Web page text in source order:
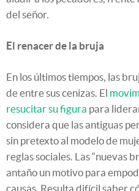
del señor.
El renacer de la bruja
En los últimos tiempos, las
de entre sus cenizas. El
resucitar su figura para
considera que las antiguas
sin pretexto al modelo de
reglas sociales. Las “nuevas
antaño un motivo para
causas. Resulta difícil saber